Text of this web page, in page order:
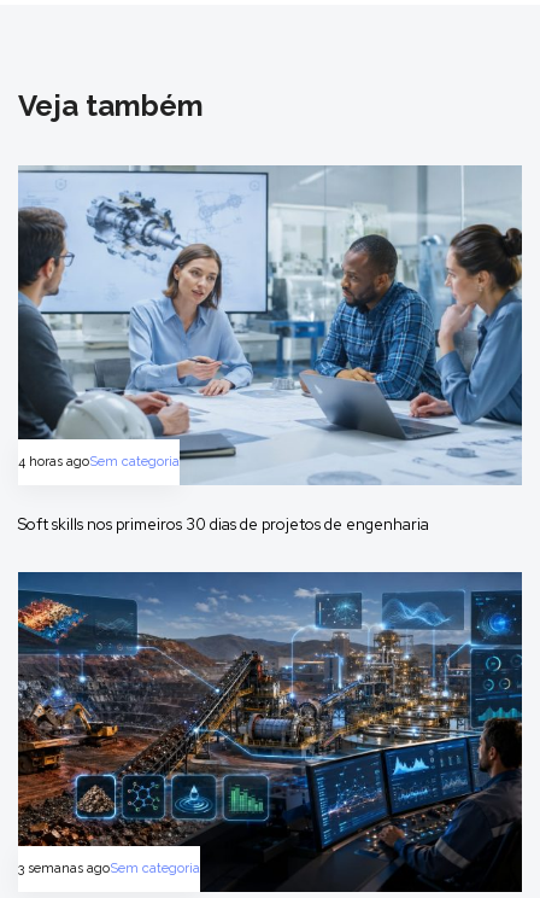
Veja também
4 horas agoSem categoria
Soft skills nos primeiros 30 dias de projetos de engenharia
3 semanas agoSem categoria